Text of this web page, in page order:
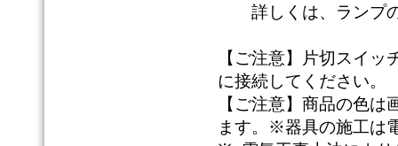
詳しくは、ランプの
【ご注意】片切スイ
に接続してください。
【ご注意】商品の色
ます。※器具の施工は